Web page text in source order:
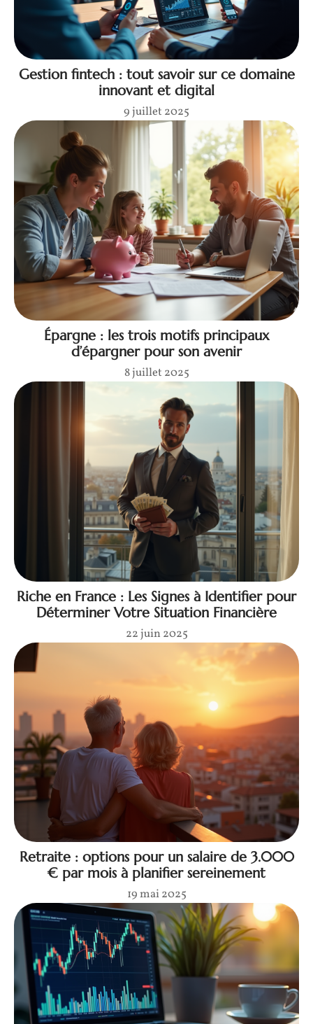
Gestion fintech : tout savoir sur ce domaine
innovant et digital
9 juillet 2025
Épargne : les trois motifs principaux
d’épargner pour son avenir
8 juillet 2025
Riche en France : Les Signes à Identifier pour
Déterminer Votre Situation Financière
22 juin 2025
Retraite : options pour un salaire de 3.000
€ par mois à planifier sereinement
19 mai 2025